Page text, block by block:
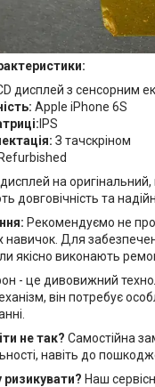
дисплей з сенсорним
Apple iPhone 6S
IPS
З тачскріном
Refurbished
на
довговічність та
Рекомендуємо не
навичок. Для
якісно виконають
- це дивовижний
він потребує
не так? Самостійна
навіть до
Наш